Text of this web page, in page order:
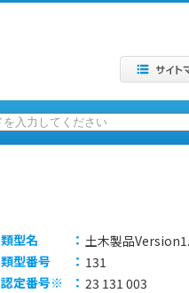
類型名 ： 土木製品
類型番号
： 131
認定番号※
： 23 131 003